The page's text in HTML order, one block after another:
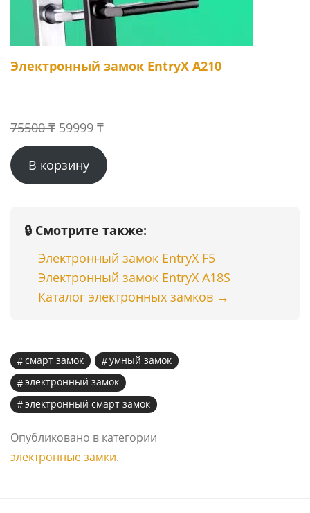
Электронный замок EntryX A210
75500₸ Первоначальная
цена
составляла
75500 ₸.
59999 ₸Текущая
59999 ₸.
В корзину
🔒 Смотрите также:
Электронный замок EntryX F5
Электронный замок EntryX A18S
Каталог электронных замков →
смарт замок
умный замок
электронный замок
электронный смарт замок
Опубликовано в категории
электронные замки.